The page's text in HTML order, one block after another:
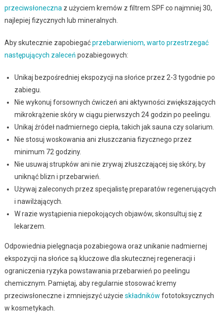
przeciwsłoneczna z użyciem kremów z filtrem SPF co najmniej 30,
najlepiej fizycznych lub mineralnych.
Aby skutecznie zapobiegaćprzebarwieniom, warto przestrzegać
następujących zaleceń pozabiegowych:
Unikaj bezpośredniej ekspozycji na słońce przez 2-3 tygodnie po
zabiegu.
Nie wykonuj forsownych ćwiczeń ani aktywności zwiększających
mikrokrążenie skóry w ciągu pierwszych 24 godzin po peelingu.
Unikaj źródeł nadmiernego ciepła, takich jak sauna czy solarium.
Nie stosuj woskowania ani złuszczania fizycznego przez
minimum 72 godziny.
Nie usuwaj strupków ani nie zrywaj złuszczającej się skóry, by
uniknąć blizn i przebarwień.
Używaj zaleconych przez specjalistę preparatów regenerujących
i nawilżających.
W razie wystąpienia niepokojących objawów, skonsultuj się z
lekarzem.
Odpowiednia pielęgnacja pozabiegowa oraz unikanie nadmiernej
ekspozycji na słońce są kluczowe dla skutecznej regeneracji i
ograniczenia ryzyka powstawania przebarwień po peelingu
chemicznym. Pamiętaj, aby regularnie stosować kremy
przeciwsłoneczne i zmniejszyć użycie składników fototoksycznych
w kosmetykach.